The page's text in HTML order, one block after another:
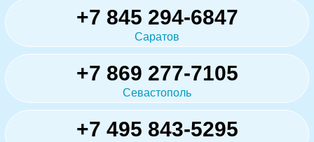
+7 845 294-6847
Саратов
+7 869 277-7105
Севастополь
+7 495 843-5295